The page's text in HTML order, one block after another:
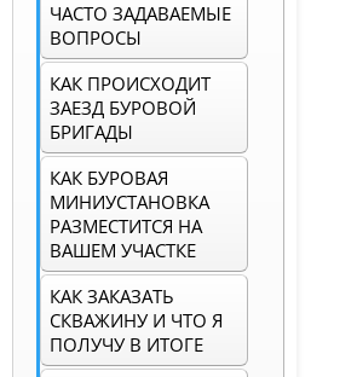
ЧАСТО ЗАДАВАЕМЫЕ
ВОПРОСЫ
КАК ПРОИСХОДИТ
ЗАЕЗД БУРОВОЙ
БРИГАДЫ
КАК БУРОВАЯ
МИНИУСТАНОВКА
РАЗМЕСТИТСЯ НА
ВАШЕМ УЧАСТКЕ
КАК ЗАКАЗАТЬ
СКВАЖИНУ И ЧТО Я
ПОЛУЧУ В ИТОГЕ